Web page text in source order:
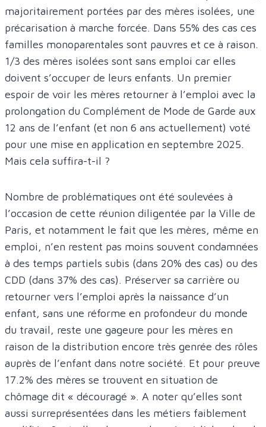
majoritairement portées par des mères isolées, une
précarisation à marche forcée. Dans 55% des cas ces
familles monoparentales sont pauvres et ce à raison.
1/3 des mères isolées sont sans emploi car elles
doivent s’occuper de leurs enfants. Un premier
espoir de voir les mères retourner à l’emploi avec la
prolongation du Complément de Mode de Garde aux
12 ans de l’enfant (et non 6 ans actuellement) voté
pour une mise en application en septembre 2025.
Mais cela suffira-t-il ?
Nombre de problématiques ont été soulevées à
l’occasion de cette réunion diligentée par la Ville de
Paris, et notamment le fait que les mères, même en
emploi, n’en restent pas moins souvent condamnées
à des temps partiels subis (dans 20% des cas) ou des
CDD (dans 37% des cas). Préserver sa carrière ou
retourner vers l’emploi après la naissance d’un
enfant, sans une réforme en profondeur du monde
du travail, reste une gageure pour les mères en
raison de la distribution encore très genrée des rôles
auprès de l’enfant dans notre société. Et pour preuve
17.2% des mères se trouvent en situation de
chômage dit « découragé ». A noter qu’elles sont
aussi surreprésentées dans les métiers faiblement